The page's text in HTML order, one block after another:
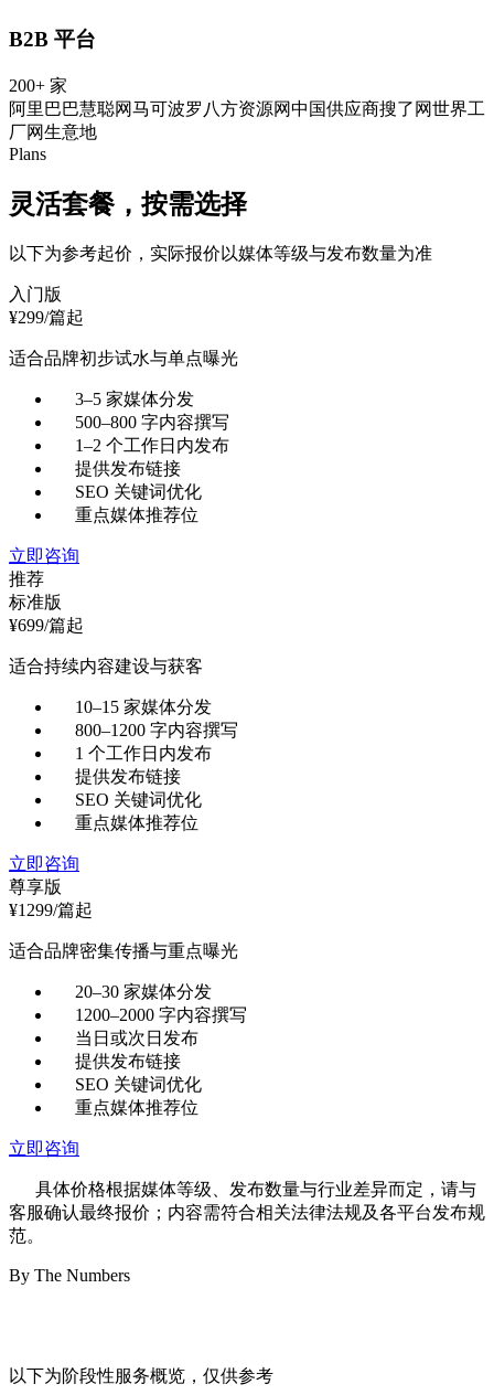
B2B 平台
200+ 家
阿里巴巴慧聪网马可波罗 八方资源网中国供应商搜了网世界工
厂网生意地
Plans
灵活套餐， 按需选择
以下为参考起价，实际报价以媒体等级与发布数量为准
入门版
¥299/篇起
适合品牌初步试水与单点曝光
3–5 家媒体分发
500–800 字内容撰写
1–2 个工作日内发布
提供发布链接
SEO 关键词优化
重点媒体推荐位
立即咨询
推荐
标准版
¥699/篇起
适合持续内容建设与获客
10–15 家媒体分发
800–1200 字内容撰写
1 个工作日内发布
提供发布链接
SEO 关键词优化
重点媒体推荐位
立即咨询
尊享版
¥1299/篇起
适合品牌密集传播与重点曝光
20–30 家媒体分发
1200–2000 字内容撰写
当日或次日发布
提供发布链接
SEO 关键词优化
重点媒体推荐位
立即咨询
具体价格根据媒体等级、发布数量与行业差异而定，请与
客服确认最终报价；内容需符合相关法律法规及各平台发布规
范。
By The Numbers
以下为阶段性服务概览，仅供参考